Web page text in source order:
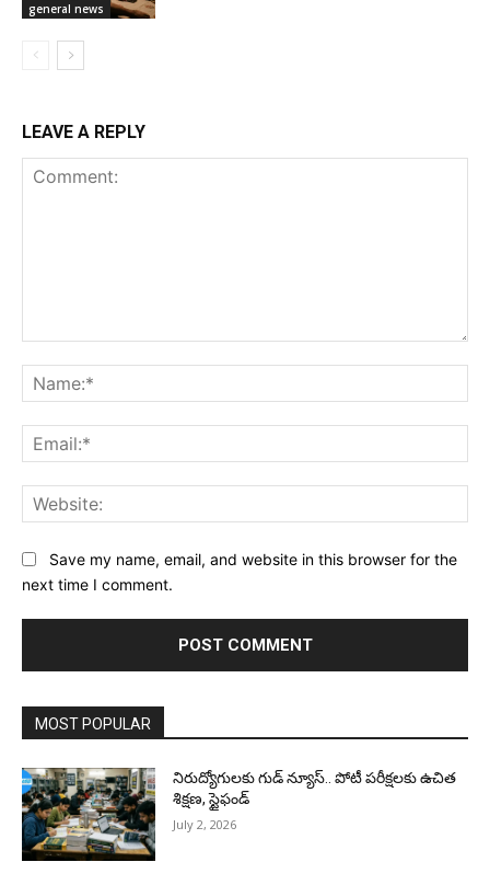
general news
LEAVE A REPLY
Save my name, email, and website in this browser for the
next time I comment.
MOST POPULAR
నిరుద్యోగులకు గుడ్ న్యూస్.. పోటీ పరీక్షలకు ఉచిత
శిక్షణ, స్టైఫండ్
July 2, 2026